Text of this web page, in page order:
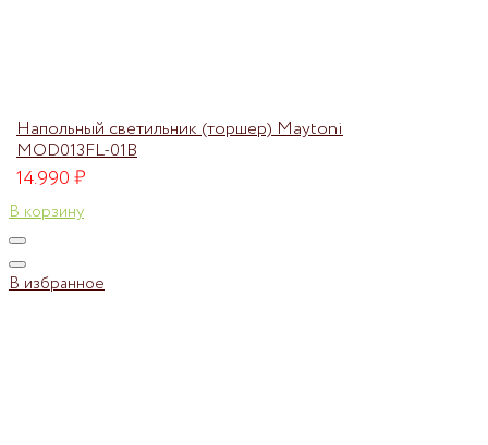
Напольный светильник (торшер) Maytoni
MOD013FL-01B
14.990₽
В корзину
В избранное